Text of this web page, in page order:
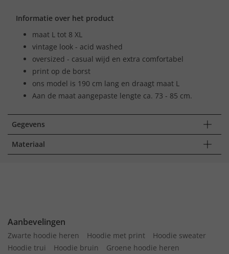
Informatie over het product
maat L tot 8 XL
vintage look - acid washed
oversized - casual wijd en extra comfortabel
print op de borst
ons model is 190 cm lang en draagt maat L
Aan de maat aangepaste lengte ca. 73 - 85 cm.
Gegevens
Materiaal
Aanbevelingen
Zwarte hoodie heren Hoodie met print
Hoodie sweater
Hoodie trui
Hoodie bruin
Groene hoodie heren